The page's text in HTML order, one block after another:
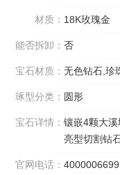
材质： 18K玫瑰金
能否拆卸： 否
宝石材质： 无色钻石,珍
琢型分类： 圆形
宝石详情： 镶嵌4颗大
亮型切割钻
官网电话： 4000006699